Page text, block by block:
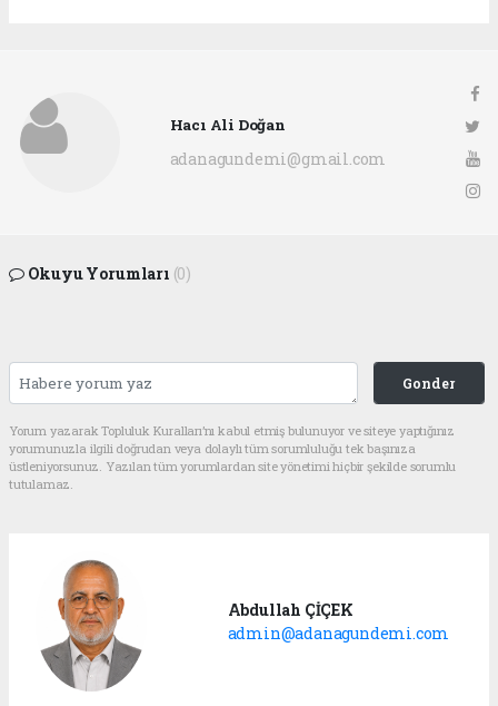
Hacı Ali Doğan
adanagundemi@gmail.com
Okuyu Yorumları (0)
Gonder
Yorum yazarak Topluluk Kuralları’nı kabul etmiş bulunuyor ve siteye yaptığınız
yorumunuzla ilgili doğrudan veya dolaylı tüm sorumluluğu tek başınıza
üstleniyorsunuz. Yazılan tüm yorumlardan site yönetimi hiçbir şekilde sorumlu
tutulamaz.
Abdullah ÇİÇEK
admin@adanagundemi.com